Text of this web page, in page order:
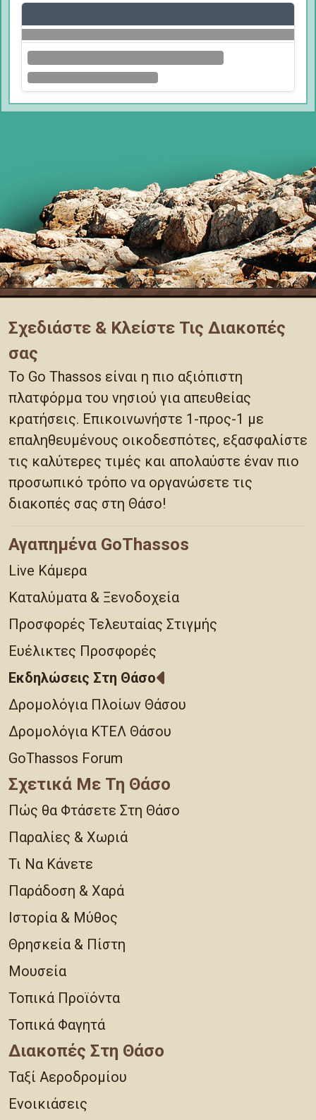
Σχεδιάστε & Κλείστε Τις Διακοπές
σας
Το Go Thassos είναι η πιο αξιόπιστη
πλατφόρμα του νησιού για απευθείας
κρατήσεις. Επικοινωνήστε 1-προς-1 με
επαληθευμένους οικοδεσπότες, εξασφαλίστε
τις καλύτερες τιμές και απολαύστε έναν πιο
προσωπικό τρόπο να οργανώσετε τις
διακοπές σας στη Θάσο!
Αγαπημένα GoThassos
Live Κάμερα
Καταλύματα & Ξενοδοχεία
Προσφορές Τελευταίας Στιγμής
Ευέλικτες Προσφορές
Εκδηλώσεις Στη Θάσο
Δρομολόγια Πλοίων Θάσου
Δρομολόγια ΚΤΕΛ Θάσου
GoThassos Forum
Σχετικά Με Τη Θάσο
Πώς θα Φτάσετε Στη Θάσο
Παραλίες & Χωριά
Τι Να Κάνετε
Παράδοση & Χαρά
Ιστορία & Μύθος
Θρησκεία & Πίστη
Μουσεία
Τοπικά Προϊόντα
Τοπικά Φαγητά
Διακοπές Στη Θάσο
Ταξί Αεροδρομίου
Ενοικιάσεις